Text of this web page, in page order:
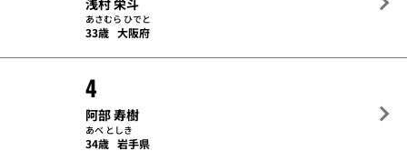
浅村 栄斗
あさむら ひでと
33歳 大阪府
4
阿部 寿樹
あべ としき
34歳 岩手県